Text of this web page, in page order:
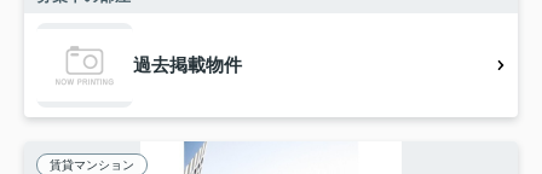
過去掲載物件
賃貸マンション